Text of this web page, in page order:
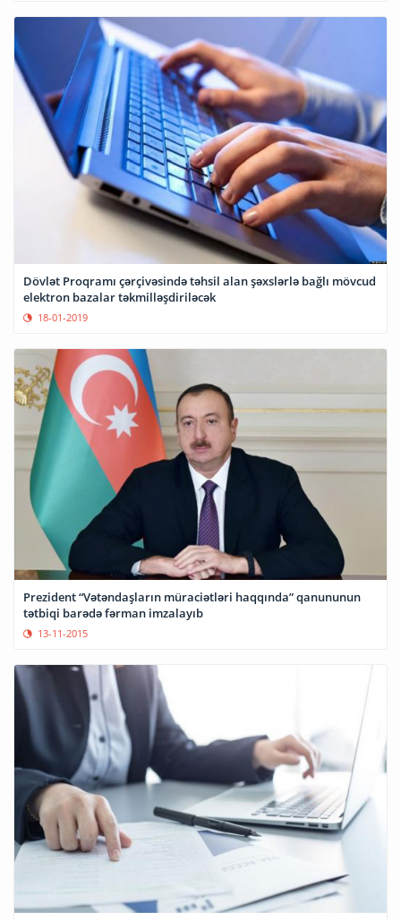
Dövlət Proqramı çərçivəsində təhsil alan şəxslərlə bağlı mövcud
elektron bazalar təkmilləşdiriləcək
18-01-2019
Prezident “Vətəndaşların müraciətləri haqqında” qanununun
tətbiqi barədə fərman imzalayıb
13-11-2015